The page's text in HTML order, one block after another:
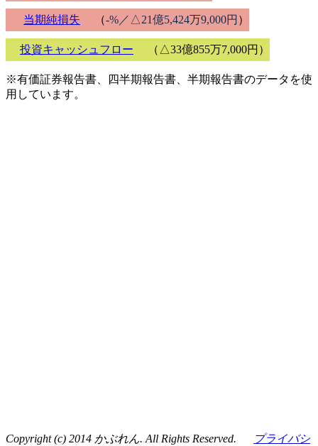
当期純損失 （-%／△21億5,424万9,000円 ）
投資キャッシュフロー （△33億855万7,000円）
※有価証券報告書、四半期報告書、半期報告書のデータを使
用しています。
Copyright (c) 2014 かぶれん. All Rights Reserved. プライバシ